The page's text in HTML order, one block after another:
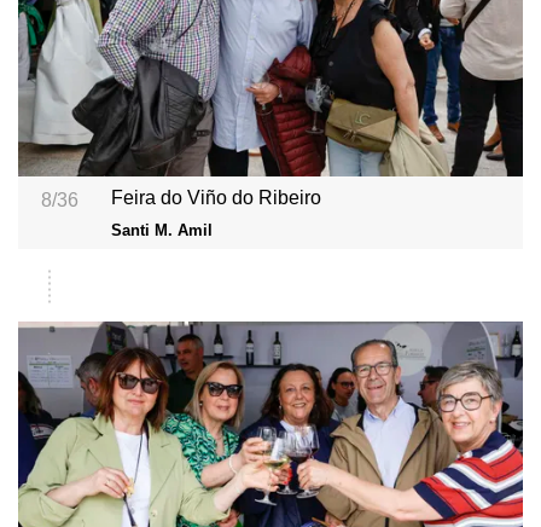
8/36 Feira do Viño do Ribeiro
Santi M. Amil